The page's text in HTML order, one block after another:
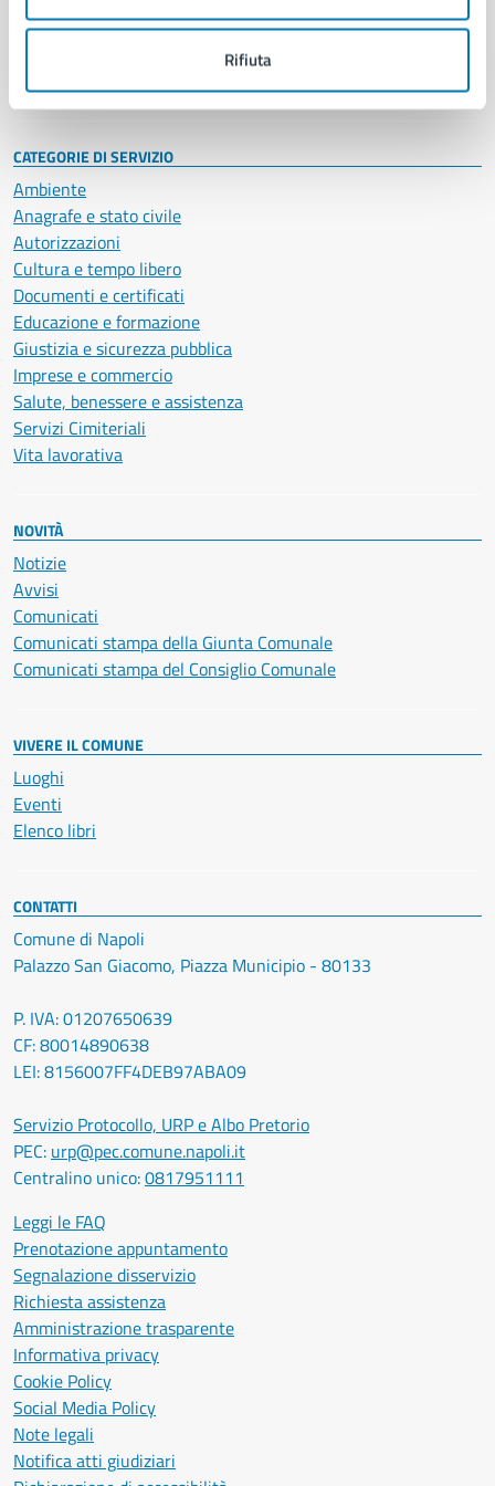
Rifiuta
Personale amministrativo
CATEGORIE DI SERVIZIO
Ambiente
Anagrafe e stato civile
Autorizzazioni
Cultura e tempo libero
Documenti e certificati
Educazione e formazione
Giustizia e sicurezza pubblica
Imprese e commercio
Salute, benessere e assistenza
Servizi Cimiteriali
Vita lavorativa
NOVITÀ
Notizie
Avvisi
Comunicati
Comunicati stampa della Giunta Comunale
Comunicati stampa del Consiglio Comunale
VIVERE IL COMUNE
Luoghi
Eventi
Elenco libri
CONTATTI
Comune di Napoli
Palazzo San Giacomo, Piazza Municipio - 80133
P. IVA: 01207650639
CF: 80014890638
LEI: 8156007FF4DEB97ABA09
Servizio Protocollo, URP e Albo Pretorio
PEC: urp@pec.comune.napoli.it
Centralino unico:0817951111
Leggi le FAQ
Prenotazione appuntamento
Segnalazione disservizio
Richiesta assistenza
Amministrazione trasparente
Informativa privacy
Cookie Policy
Social Media Policy
Note legali
Notifica atti giudiziari